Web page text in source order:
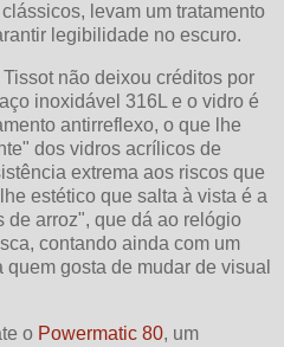
levam um tratamento
legibilidade no escuro.
não deixou créditos por
inoxidável 316L e o vidro é
antirreflexo, o que lhe
dos vidros acrílicos de
extrema aos riscos que
estético que salta à vista é a
de arroz", que dá ao relógio
contando ainda com um
gosta de mudar de visual
o Powermatic 80, um